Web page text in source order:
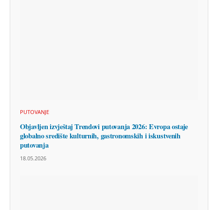
PUTOVANJE
Objavljen izvještaj Trendovi putovanja 2026: Evropa ostaje
globalno središte kulturnih, gastronomskih i iskustvenih
putovanja
18.05.2026